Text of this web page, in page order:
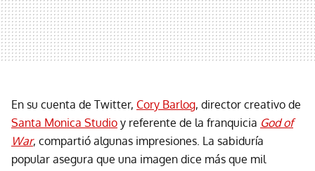
En su cuenta de Twitter, Cory Barlog, director creativo de
Santa Monica Studio y referente de la franquicia God of
War, compartió algunas impresiones. La sabiduría
popular asegura que una imagen dice más que mil